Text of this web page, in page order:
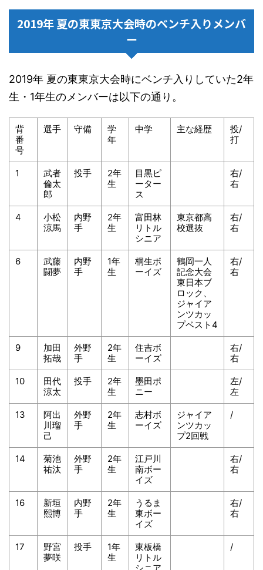
2019年 夏の東東京大会時のベンチ入りメンバ
ー
2019年 夏の東東京大会時にベンチ入りしていた2年
生・1年生のメンバーは以下の通り。
背
番
号
選手 守備
学
年
中学 主な経歴
投/
打
1
武者
倫太
郎
投手
2年
生
目黒ピ
ーター
ス
右/
右
4
小松
涼馬
内野
手
2年
生
富田林
リトル
シニア
東京都高
校選抜
右/
右
6
武藤
闘夢
内野
手
1年
生
桐生ボ
ーイズ
鶴岡一人
記念大会
東日本ブ
ロック、
ジャイア
ンツカッ
プベスト4
右/
右
9
加田
拓哉
外野
手
2年
生
住吉ボ
ーイズ
右/
右
10
田代
涼太
投手
2年
生
墨田ポ
ニー
左/
左
13
阿出
川瑠
己
外野
手
2年
生
志村ボ
ーイズ
ジャイア
ンツカッ
プ2回戦
/
14
菊池
祐汰
外野
手
2年
生
江戸川
南ボー
イズ
右/
右
16
新垣
熙博
内野
手
2年
生
うるま
東ボー
イズ
右/
右
17
野宮
夢咲
投手
1年
生
東板橋
リトル
シニア
/